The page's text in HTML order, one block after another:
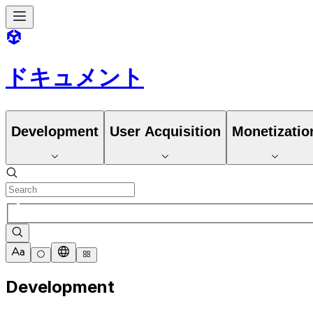
ドキュメント
Development User Acquisition
Development